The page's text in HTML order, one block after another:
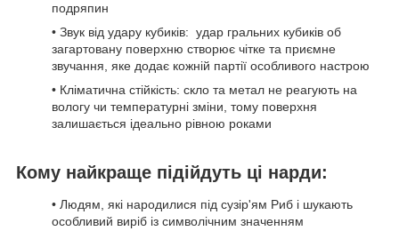
подряпин
• Звук від удару кубиків: удар гральних кубиків об
загартовану поверхню створює чітке та приємне
звучання, яке додає кожній партії особливого настрою
• Кліматична стійкість: скло та метал не реагують на
вологу чи температурні зміни, тому поверхня
залишається ідеально рівною роками
Кому найкраще підійдуть ці нарди:
• Людям, які народилися під сузір'ям Риб і шукають
особливий виріб із символічним значенням